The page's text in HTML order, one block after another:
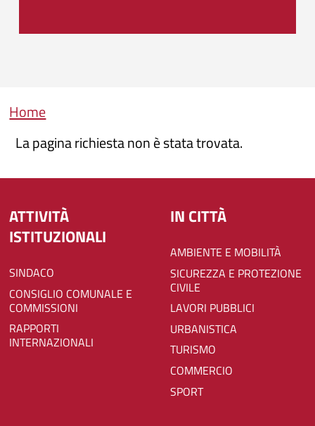
Briciole di pane
Home
La pagina richiesta non è stata trovata.
ATTIVITÀ
ISTITUZIONALI
SINDACO
CONSIGLIO COMUNALE E
COMMISSIONI
RAPPORTI
INTERNAZIONALI
IN CITTÀ
AMBIENTE E MOBILITÀ
SICUREZZA E PROTEZIONE
CIVILE
LAVORI PUBBLICI
URBANISTICA
TURISMO
COMMERCIO
SPORT